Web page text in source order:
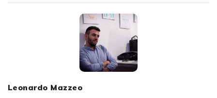
Leonardo Mazzeo